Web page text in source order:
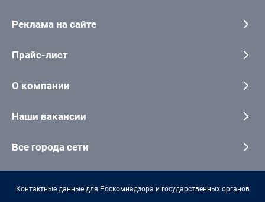
Реклама на сайте
Прайс-лист
О компании
Наши вакансии
Все города сети
Контактные данные для Роскомнадзора и государственных органов